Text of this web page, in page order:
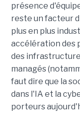
présence
reste un facteur
plus en plus
accélération des
des
managés
faut dire que la
dans l'IA et la
porteurs